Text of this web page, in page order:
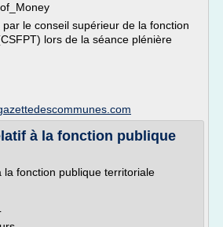
le conseil supérieur de la fonction
lors de la séance plénière
à la fonction publique
la fonction publique territoriale